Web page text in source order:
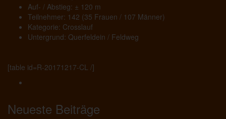
Auf- / Abstieg: ± 120 m
Teilnehmer: 142 (35 Frauen / 107 Männer)
Kategorie: Crosslauf
Untergrund: Querfeldein / Feldweg
[table id=R-20171217-CL /]
Neueste Beiträge